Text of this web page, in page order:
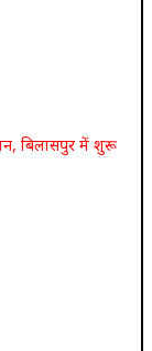
बिलासपुर में शुरू